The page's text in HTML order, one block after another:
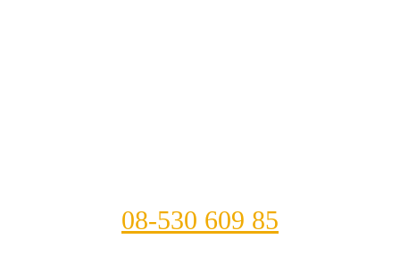
08-530 609 85